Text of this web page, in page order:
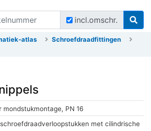
incl.omschr.
atlas
Schroefdraadfittingen
mondstukmontage, PN 16
met cilindrische